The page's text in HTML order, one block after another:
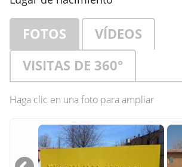
FOTOS
VÍDEOS
VISITAS DE 360°
Haga clic en una foto para ampliar